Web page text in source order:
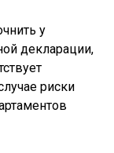
у
декларации,
риски